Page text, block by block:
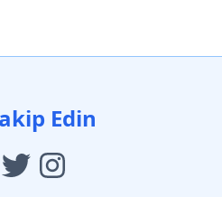
Edin